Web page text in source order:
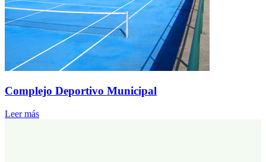
Complejo Deportivo Municipal
Leer más